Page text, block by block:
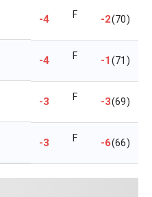
-4 F -2(70)
-4 F -1(71)
-3 F -3(69)
-3 F -6(66)